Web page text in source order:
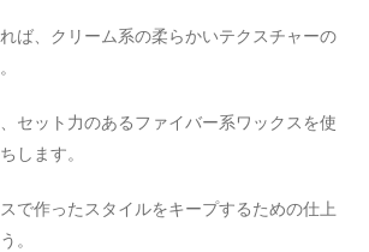
ば、クリーム系の柔らかいテクスチャーの
セット力のあるファイバー系ワックスを使
します。
で作ったスタイルをキープするための仕上
。